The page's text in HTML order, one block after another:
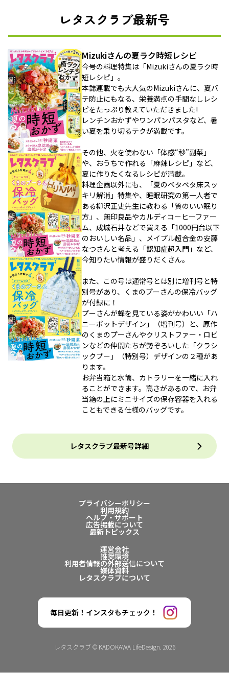
レタスクラブ最新号
Mizukiさんの夏ラク時短レシピ
今号の料理特集は「Mizukiさんの夏ラク時
短レシピ」。
本誌連載でも大人気のMizukiさんに、夏バ
テ防止にもなる、栄養満点の手間なしレシ
ピをたっぷり教えていただきました!
レンチンおかずやワンパンパスタなど、暑
い夏を乗り切るテクが満載です。
その他、火を使わない「体感“秒”副菜」
や、おうちで作れる「麻辣レシピ」など、
夏に作りたくなるレシピが満載。
料理企画以外にも、「夏のベタベタ床スッ
キリ解消」特集や、睡眠研究の第一人者で
ある柳沢正史先生に教わる「質のいい眠り
方」、無印良品やカルディコーヒーファー
ム、成城石井などで買える「1000円台以下
のおいしい名品」、メイプル超合金の安藤
なつさんと考える「認知症超入門」など、
今知りたい情報が盛りだくさん。
また、この号は通常号とは別に増刊号と特
別号があり、くまのプーさんの保冷バッグ
が付録に！
プーさんが蜂を見ている姿がかわいい「ハ
ニーポットデザイン」（増刊号）と、原作
のくまのプーさんやクリストファー・ロビ
ンなどの仲間たちが勢ぞろいした「クラシ
ックプー」（特別号）デザインの２種があ
ります。
お弁当箱と水筒、カトラリーを一緒に入れ
ることができます。高さがあるので、お弁
当箱の上にミニサイズの保存容器を入れる
こともできる仕様のバッグです。
レタスクラブ最新号詳細
プライバシーポリシー
利用規約
ヘルプ・サポート
広告掲載について
最新トピックス
運営会社
推奨環境
利用者情報の外部送信について
媒体資料
レタスクラブについて
毎日更新！インスタもチェック！
レタスクラブ © KADOKAWA LifeDesign. 2026